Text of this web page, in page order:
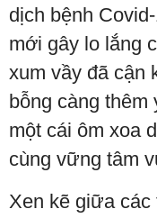
dịch bệnh
mới gây lo lắng
xum vầy đã cận
bỗng càng
một cái ôm xoa
cùng vững tâm
Xen kẽ giữa các